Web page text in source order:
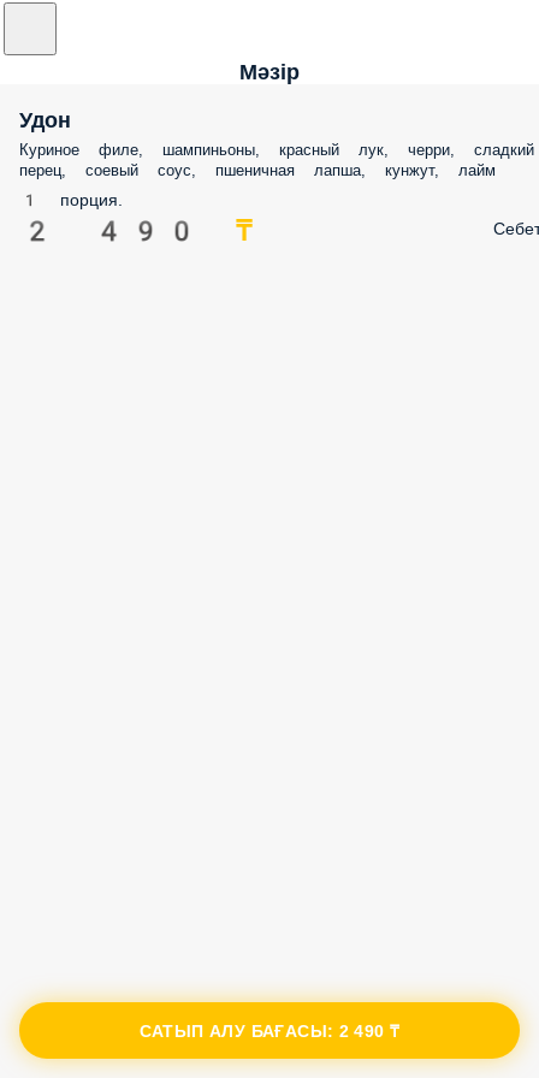
Мәзір
Удон
Куриное филе, шампиньоны, красный лук, черри, сладкий
перец, соевый соус, пшеничная лапша, кунжут, лайм
1 порция.
2 490 ₸
САТЫП АЛУ БАҒАСЫ: 2 490 ₸